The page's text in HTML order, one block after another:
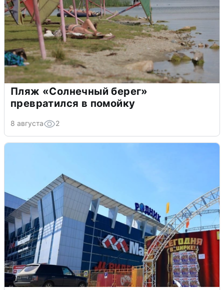
Пляж «Солнечный берег»
превратился в помойку
8 августа 2